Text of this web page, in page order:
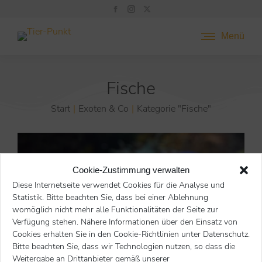
Cookie-Zustimmung verwalten
Diese Internetseite verwendet Cookies für die Analyse und
Statistik. Bitte beachten Sie, dass bei einer Ablehnung
womöglich nicht mehr alle Funktionalitäten der Seite zur
Verfügung stehen. Nähere Informationen über den Einsatz von
Cookies erhalten Sie in den Cookie-Richtlinien unter Datenschutz.
Bitte beachten Sie, dass wir Technologien nutzen, so dass die
Weitergabe an Drittanbieter gemäß unserer
Menü
Fische
Sie befinden sich hier:
Start Exoten & Co Kategorie "Fische"